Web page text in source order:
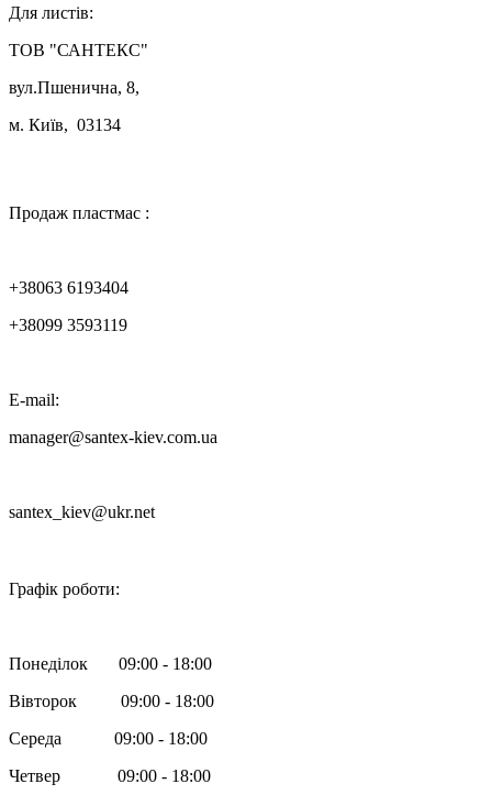
Для листів:
ТОВ "САНТЕКС"
вул.Пшенична, 8,
м. Київ, 03134
Продаж пластмас :
+38063 6193404
+38099 3593119
E-mail:
manager@santex-kiev.com.ua
santex_kiev@ukr.net
Графік роботи:
Понеділок 09:00 - 18:00
Вівторок 09:00 - 18:00
Середа 09:00 - 18:00
Четвер 09:00 - 18:00